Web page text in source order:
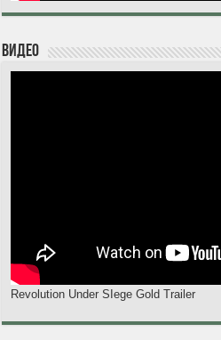
Видео
Revolution Under SIege Gold Trailer